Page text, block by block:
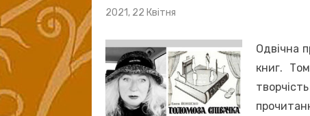
Posted
2021, 22 Квітня
Одвічна
книг.